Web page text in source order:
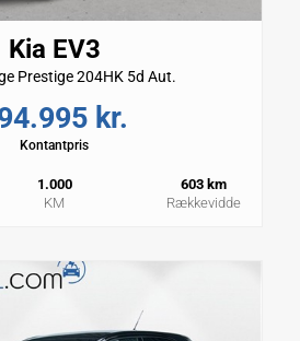
Kia EV3
Prestige 204HK 5d Aut.
kr.
Kontantpris
1.000
KM
603 km
Rækkevidde